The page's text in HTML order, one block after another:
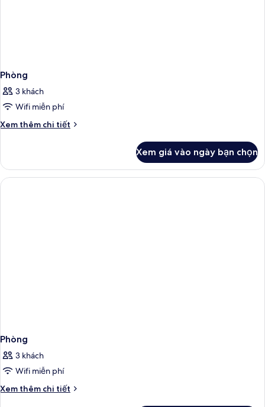
Phòng
3 khách
Wifi miễn phí
Xem thêm chi tiết
Chi
Phòng
Xem giá vào ngày bạn chọn
Phòng
3 khách
Wifi miễn phí
Xem thêm chi tiết
Chi